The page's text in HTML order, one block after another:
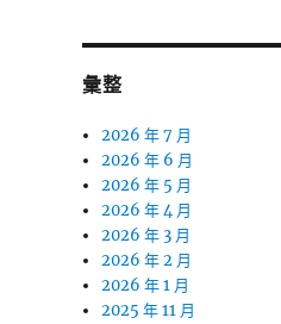
彙整
2026 年 7 月
2026 年 6 月
2026 年 5 月
2026 年 4 月
2026 年 3 月
2026 年 2 月
2026 年 1 月
2025 年 11 月